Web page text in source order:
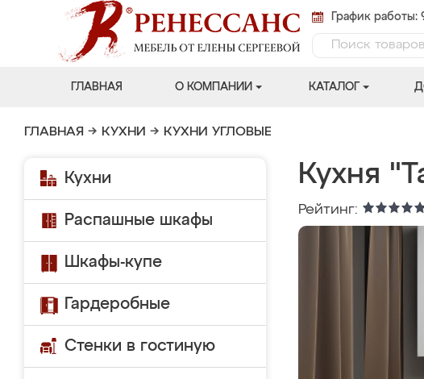
График работы:
ГЛАВНАЯ О КОМПАНИИ КАТАЛОГ
ГЛАВНАЯ → КУХНИ → КУХНИ УГЛОВЫЕ
Кухни
Распашные шкафы
Шкафы-купе
Гардеробные
Стенки в гостиную
Кухня
Рейтинг: